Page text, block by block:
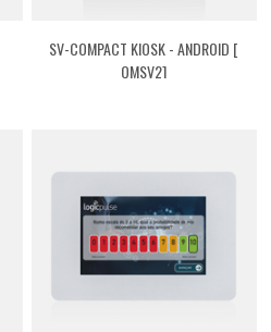
SV-COMPACT KIOSK - ANDROID [
QMSV2]